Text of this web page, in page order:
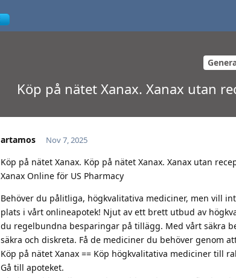
Köp på nätet Xanax. Xanax utan
artamos Nov 7, 2025
Köp på nätet Xanax. Köp på nätet Xanax. Xanax utan
Xanax Online för US Pharmacy
Behöver du pålitliga, högkvalitativa mediciner, men vill
plats i vårt onlineapotek! Njut av ett brett utbud av
du regelbundna besparingar på tillägg. Med vårt säkra
säkra och diskreta. Få de mediciner du behöver genom
Köp på nätet Xanax == Köp högkvalitativa mediciner till
Gå till apoteket.